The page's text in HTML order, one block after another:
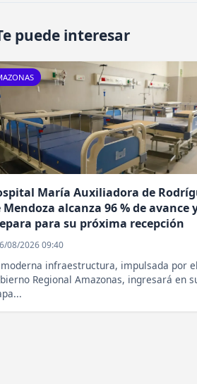
puede interesar
María Auxiliadora de
Mendoza alcanza 96 % de avance
para su próxima recepción
08/2026 09:40
moderna infraestructura, impulsada por el
Regional Amazonas, ingresará en